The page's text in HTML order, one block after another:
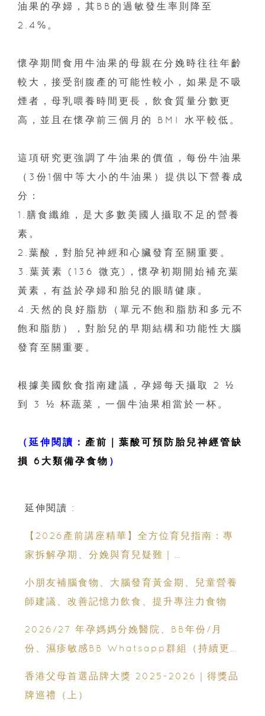
油果的孕婦，其BB的過敏發生率則降至
2.4%。
懷孕期間食用牛油果的母親在分娩時往往年齡
較大，接受剖腹產的可能性較小，如果是不吸
煙者，母乳喂養時間更長，飲食質量分數更
高，並且在懷孕前三個月的 BMI 水平較低。
這項研究更強調了牛油果的價值，每份牛油果
（3份1個中等大小的牛油果）提供以下營養成
分：
1.膳食纖維，是大多數美國人攝取不足的營養
素。
2.葉酸，對胎兒神經和心臟發育至關重要。
3.葉黃素 (136 微克)，懷孕初期開始補充葉
黃素，有益於孕婦和胎兒的眼睛健康。
4.天然的良好脂肪（單元不飽和脂肪和多元不
飽和脂肪），對胎兒的早期結構和功能性大腦
發育至關重要。
根據美國飲食指南建議，孕婦每天攝取 2 ½
到 3 ½ 杯蔬菜，一個牛油果相當於一杯。
（延伸閱讀： 產前｜葉酸可預防胎兒神經管缺
損 6大類備孕食物 ）
延伸閱讀 :
【2026產前講座精華】全方位育兒指南：專
家拆解孕期、分娩與育兒疑難｜
小朋友補腦食物、大腦發育黃金期、兒童營養
師建議、改善記憶力飲食、提升專注力食物
2026/27 年孕媽媽分娩醫院、BB年份/月
份、濕疹敏感BB Whatsapp群組（持續更
香港父母首選品牌大獎 2025-2026｜得獎品
牌巡禮（上）